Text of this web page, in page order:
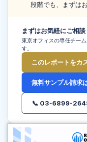
段階でも、まずは
まずはお気軽にご相談
東京オフィスの専任チー
す。
このレポートをカ
無料サンプル請
📞 03-6899-